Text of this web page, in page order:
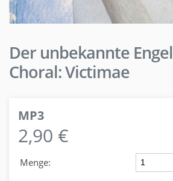
Der unbekannte Engel
Choral: Victimae
MP3
2,90 €
Menge: